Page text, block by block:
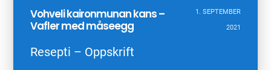
Vohveli kaironmunan kans –
Vafler med måseegg
1. SEPTEMBER
2021
Resepti – Oppskrift